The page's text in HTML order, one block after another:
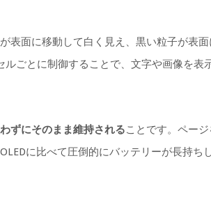
表面に移動して白く見え、黒い粒子が表面
ごとに制御することで、文字や画像を表
ずにそのまま維持されることです。ページ
に比べて圧倒的にバッテリーが長持ち